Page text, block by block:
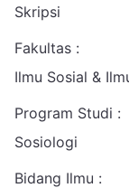
Skripsi
Fakultas :
Ilmu Sosial &
Program Studi :
Sosiologi
Bidang Ilmu :